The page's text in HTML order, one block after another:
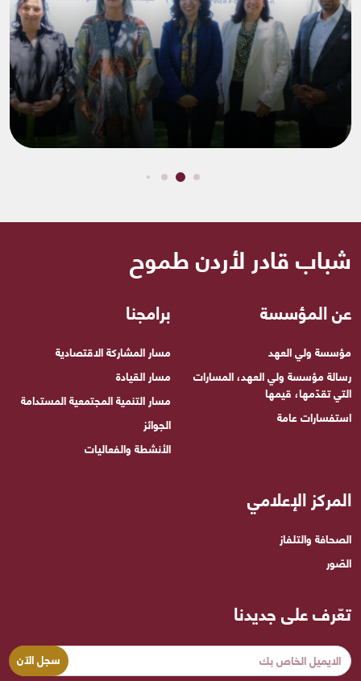
شباب قادر لأردن طموح
عن المؤسسة
مؤسسة ولي العهد
رسالة مؤسسة ولي العهد، المسارات
التي تقدّمها، قيمها
استفسارات عامة
برامجنا
مسار المشاركة الاقتصادية
مسار القيادة
مسار التنمية المجتمعية المستدامة
الجوائز
الأنشطة والفعاليات
المركز الإعلامي
الصحافة والتلفاز
الصّور
تعّرف على جديدنا